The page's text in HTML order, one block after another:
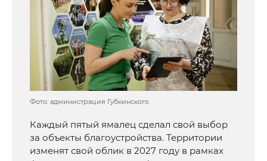
Фото: администрация Губкинского
Каждый пятый ямалец сделал свой выбор
за объекты благоустройства. Территории
изменят свой облик в 2027 году в рамках